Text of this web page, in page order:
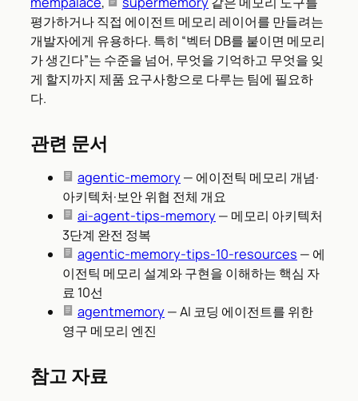
평가하거나 직접 에이전트 메모리 레이어를 만들려는
개발자에게 유용하다. 특히 “벡터 DB를 붙이면 메모리
가 생긴다”는 수준을 넘어, 무엇을 기억하고 무엇을 잊
게 할지까지 제품 요구사항으로 다루는 팀에 필요하
다.
관련 문서
agentic-memory— 에이전틱 메모리 개념·
아키텍처·보안 위협 전체 개요
ai-agent-tips-memory— 메모리 아키텍처
3단계 완전 정복
agentic-memory-tips-10-resources — 에
이전틱 메모리 설계와 구현을 이해하는 핵심 자
료 10선
agentmemory— AI 코딩 에이전트를 위한
영구 메모리 엔진
참고 자료